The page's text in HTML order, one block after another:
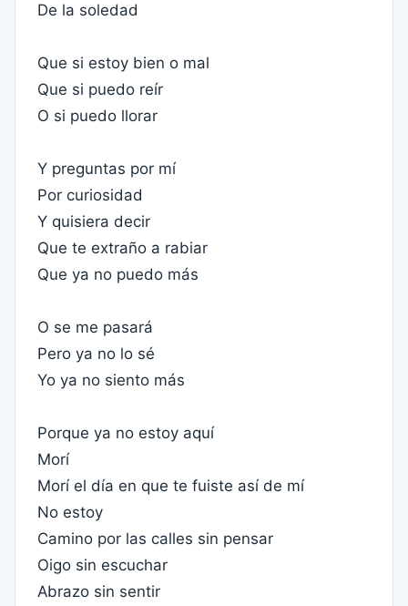
De la soledad
Que si estoy bien o mal
Que si puedo reír
O si puedo llorar
Y preguntas por mí
Por curiosidad
Y quisiera decir
Que te extraño a rabiar
Que ya no puedo más
O se me pasará
Pero ya no lo sé
Yo ya no siento más
Porque ya no estoy aquí
Morí
Morí el día en que te fuiste así de mí
No estoy
Camino por las calles sin pensar
Oigo sin escuchar
Abrazo sin sentir